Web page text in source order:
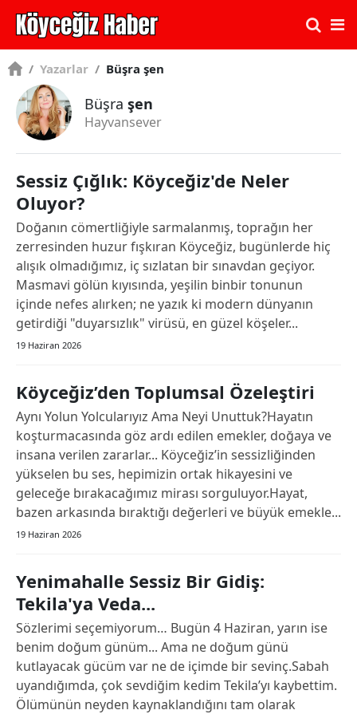
/ Yazarlar / Büşra şen
Büşra şen
Hayvansever
Sessiz Çığlık: Köyceğiz'de Neler
Oluyor?
Doğanın cömertliğiyle sarmalanmış, toprağın her
zerresinden huzur fışkıran Köyceğiz, bugünlerde hiç
alışık olmadığımız, iç sızlatan bir sınavdan geçiyor.​
Masmavi gölün kıyısında, yeşilin binbir tonunun
içinde nefes alırken; ne yazık ki modern dünyanın
getirdiği "duyarsızlık" virüsü, en güzel köşeler...
19 Haziran 2026
Köyceğiz’den Toplumsal Özeleştiri
Aynı Yolun Yolcularıyız Ama Neyi Unuttuk?Hayatın
koşturmacasında göz ardı edilen emekler, doğaya ve
insana verilen zararlar... Köyceğiz’in sessizliğinden
yükselen bu ses, hepimizin ortak hikayesini ve
geleceğe bırakacağımız mirası sorguluyor.Hayat,
bazen arkasında bıraktığı değerleri ve büyük emekle...
19 Haziran 2026
Yenimahalle Sessiz Bir Gidiş:
Tekila'ya Veda...
Sözlerimi seçemiyorum… Bugün 4 Haziran, yarın ise
benim doğum günüm... Ama ne doğum günü
kutlayacak gücüm var ne de içimde bir sevinç.​Sabah
uyandığımda, çok sevdiğim kedim Tekila’yı kaybettim.
Ölümünün neyden kaynaklandığını tam olarak